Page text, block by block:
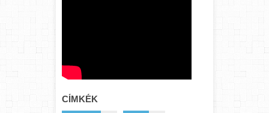
CÍMKÉK